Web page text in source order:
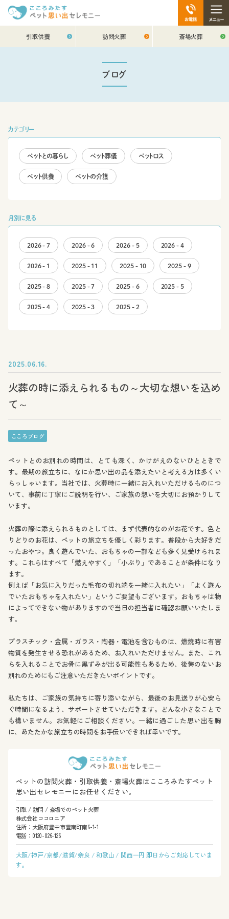
引取供養 訪問火葬 斎場火葬
ブログ
カテゴリー
ペットとの暮らし ペット葬儀 ペットロス
ペット供養 ペットの介護
月別に見る
2026 - 7 2026 - 6 2026 - 5 2026 - 4
2026 - 1 2025 - 11 2025 - 10 2025 - 9
2025 - 8 2025 - 7 2025 - 6 2025 - 5
2025 - 4 2025 - 3 2025 - 2
2025.06.16.
火葬の時に添えられるもの～大切な想いを込め
て～
こころブログ
ペットとのお別れの時間は、とても深く、かけがえのないひとときで
す。最期の旅立ちに、なにか思い出の品を添えたいと考える方は多くい
らっしゃいます。当社では、火葬時に一緒にお入れいただけるものにつ
いて、事前に丁寧にご説明を行い、ご家族の想いを大切にお預かりして
います。
火葬の際に添えられるものとしては、まず代表的なのがお花です。色と
りどりのお花は、ペットの旅立ちを優しく彩ります。普段から大好きだ
ったおやつ。良く遊んでいた、おもちゃの一部なども多く見受けられま
す。これらはすべて「燃えやすく」「小ぶり」であることが条件になり
ます。
例えば「お気に入りだった毛布の切れ端を一緒に入れたい」「よく遊ん
でいたおもちゃを入れたい」というご要望もございます。おもちゃは物
によってできない物がありますので当日の担当者に確認お願いいたしま
す。
プラスチック・金属・ガラス・陶器・電池を含むものは、燃焼時に有害
物質を発生させる恐れがあるため、お入れいただけません。また、これ
らを入れることでお骨に黒ずみが出る可能性もあるため、後悔のないお
別れのためにもご注意いただきたいポイントです。
私たちは、ご家族の気持ちに寄り添いながら、最後のお見送りが心安ら
ぐ時間になるよう、サポートさせていただきます。どんな小さなことで
も構いません。お気軽にご相談ください。一緒に過ごした思い出を胸
に、あたたかな旅立ちの時間をお手伝いできれば幸いです。
ペットの訪問火葬・引取供養・斎場火葬はこころみたすペット
思い出セレモニーにお任せください。
引取 / 訪問 / 斎場でのペット火葬
株式会社ココロニア
住所：大阪府豊中市豊南町南6-1-1
電話：0120-026-126
大阪/神戸/京都/滋賀/奈良 / 和歌山 / 関西一円 即日からご対応していま
す。